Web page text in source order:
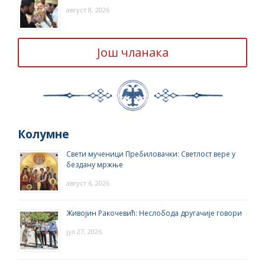
август 8, 2026
Још чланака
Колумне
Свети мученици Пребиловачки: Светлост вере у
бездану мржње
август 6, 2026
Живојин Ракочевић: Неслобода другачије говори
јул 27, 2026